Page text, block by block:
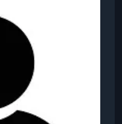
получил
популярных книг,